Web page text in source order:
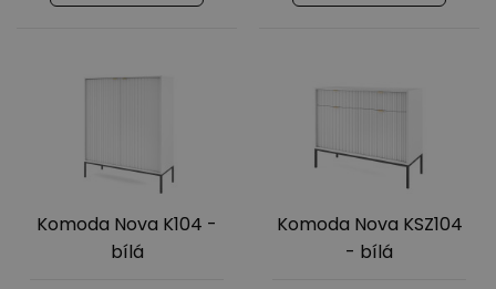
Komoda Nova K104 -
bílá
Komoda Nova KSZ104
- bílá